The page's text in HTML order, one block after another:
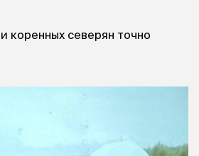
коренных северян точно